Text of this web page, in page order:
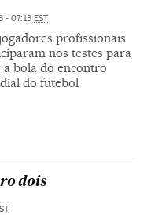
- 07:13 EST
profissionais
nos testes para
bola do encontro
do futebol
dois